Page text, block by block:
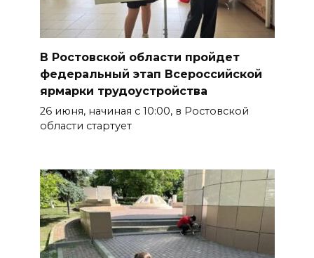
В Ростовской области пройдет
федеральный этап Всероссийской
ярмарки трудоустройства
26 июня, начиная с 10:00, в Ростовской
области стартует